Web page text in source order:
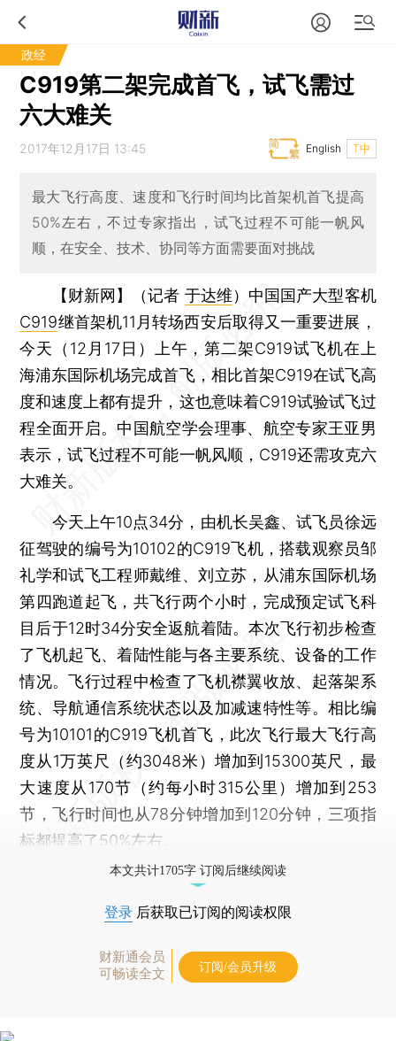
政经
C919第二架完成首飞，试飞需过
六大难关
2017年12月17日 13:45 T中
English
最大飞行高度、速度和飞行时间均比首架机首飞提高
50%左右，不过专家指出，试飞过程不可能一帆风
顺，在安全、技术、协同等方面需要面对挑战
【财新网】（记者 于达维） 中国国产大型客机
C919继首架机11月转场西安后取得又一重要进展，
今天（12月17日）上午，第二架C919试飞机在上
海浦东国际机场完成首飞，相比首架C919在试飞高
度和速度上都有提升，这也意味着C919试验试飞过
程全面开启。中国航空学会理事、航空专家王亚男
表示，试飞过程不可能一帆风顺，C919还需攻克六
大难关。
今天上午10点34分，由机长吴鑫、试飞员徐远
征驾驶的编号为10102的C919飞机，搭载观察员邹
礼学和试飞工程师戴维、刘立苏，从浦东国际机场
第四跑道起飞，共飞行两个小时，完成预定试飞科
目后于12时34分安全返航着陆。本次飞行初步检查
了飞机起飞、着陆性能与各主要系统、设备的工作
情况。飞行过程中检查了飞机襟翼收放、起落架系
统、导航通信系统状态以及加减速特性等。相比编
号为10101的C919飞机首飞，此次飞行最大飞行高
度从1万英尺（约3048米）增加到15300英尺，最
大速度从170节（约每小时315公里）增加到253
节，飞行时间也从78分钟增加到120分钟，三项指
标都提高了50%左右。
本文共计1705字 订阅后继续阅读
登录 后获取已订阅的阅读权限
财新通会员
可畅读全文
订阅/会员升级